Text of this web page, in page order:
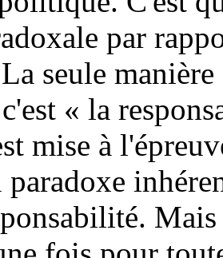
par
seule
« la
mise à
Mais